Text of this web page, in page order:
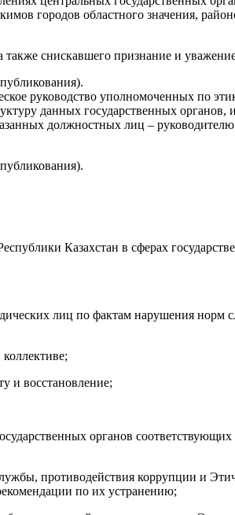
городов областного значения,
снискавшего признание и
руководство уполномоченных по
данных государственных органов,
должностных лиц – руководителю
Казахстан в сферах
лиц по фактам нарушения норм
и восстановление;
органов
противодействия коррупции и
по их устранению;